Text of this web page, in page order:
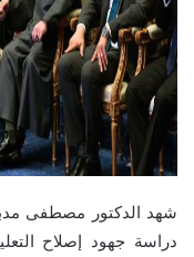
شهد الدكتور مصطفى
دراسة جهود إصلاح